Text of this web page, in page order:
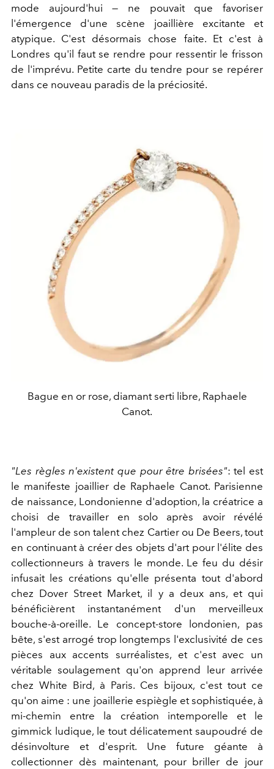
mode aujourd'hui — ne pouvait que favoriser
l'émergence d'une scène joaillière excitante et
atypique. C'est désormais chose faite. Et c'est à
Londres qu'il faut se rendre pour ressentir le frisson
de l'imprévu. Petite carte du tendre pour se repérer
dans ce nouveau paradis de la préciosité.
Bague en or rose, diamant serti libre, Raphaele
Canot.
"Les règles n'existent que pour être brisées": tel est
le manifeste joaillier de Raphaele Canot. Parisienne
de naissance, Londonienne d'adoption, la créatrice a
choisi de travailler en solo après avoir révélé
l'ampleur de son talent chez Cartier ou De Beers, tout
en continuant à créer des objets d'art pour l'élite des
collectionneurs à travers le monde. Le feu du désir
infusait les créations qu'elle présenta tout d'abord
chez Dover Street Market, il y a deux ans, et qui
bénéficièrent instantanément d'un merveilleux
bouche-à-oreille. Le concept-store londonien, pas
bête, s'est arrogé trop longtemps l'exclusivité de ces
pièces aux accents surréalistes, et c'est avec un
véritable soulagement qu'on apprend leur arrivée
chez White Bird, à Paris. Ces bijoux, c'est tout ce
qu'on aime : une joaillerie espiègle et sophistiquée, à
mi-chemin entre la création intemporelle et le
gimmick ludique, le tout délicatement saupoudré de
désinvolture et d'esprit. Une future géante à
collectionner dès maintenant, pour briller de jour